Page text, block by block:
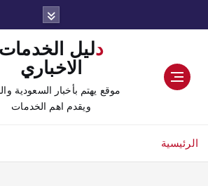
دليل الخدمات
الاخباري
موقع يهتم بأخبار السعودية
ويقدم اهم الخدمات
الرئيسية